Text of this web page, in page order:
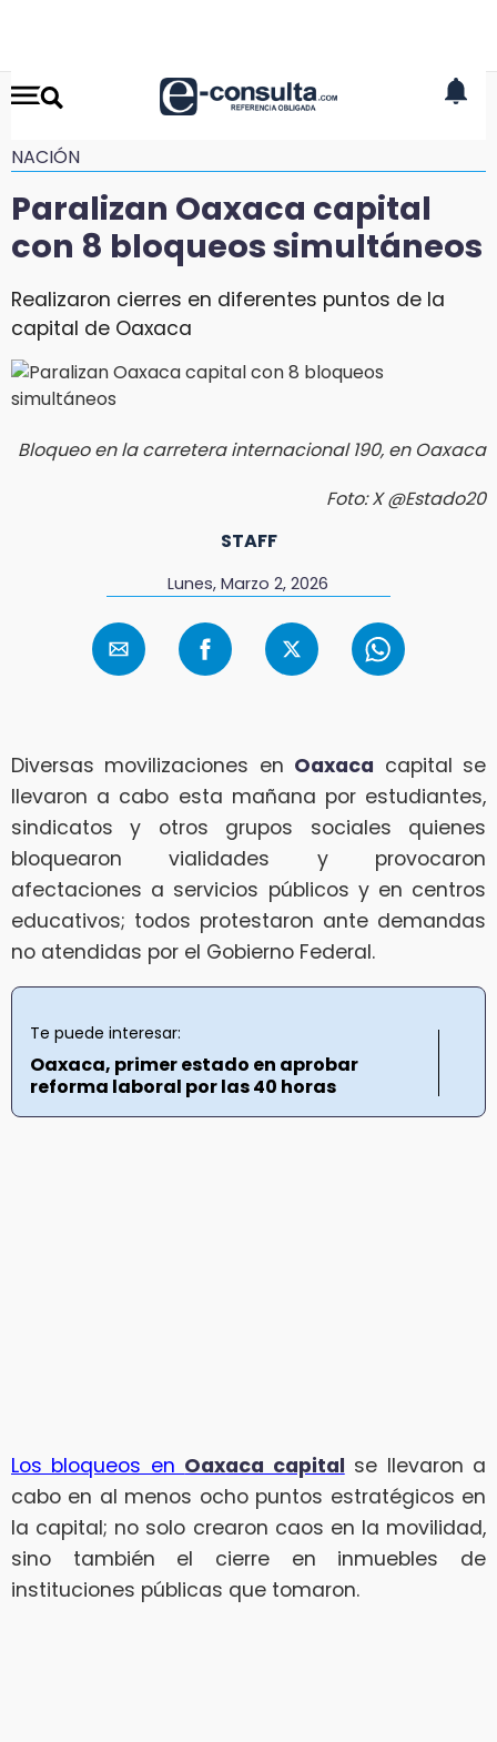
NACIÓN
Paralizan Oaxaca capital
con 8 bloqueos simultáneos
Realizaron cierres en diferentes puntos de la
capital de Oaxaca
Bloqueo en la carretera internacional 190, en Oaxaca
Foto: X @Estado20
STAFF
Lunes, Marzo 2, 2026
Diversas movilizaciones en Oaxaca capital se
llevaron a cabo esta mañana por estudiantes,
sindicatos y otros grupos sociales quienes
bloquearon vialidades y provocaron
afectaciones a servicios públicos y en centros
educativos; todos protestaron ante demandas
no atendidas por el Gobierno Federal.
Te puede interesar:
Oaxaca, primer estado en aprobar
reforma laboral por las 40 horas
Los bloqueos en Oaxaca capital se llevaron a
cabo en al menos ocho puntos estratégicos en
la capital; no solo crearon caos en la movilidad,
sino también el cierre en inmuebles de
instituciones públicas que tomaron.